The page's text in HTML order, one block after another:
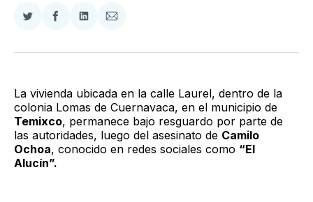
Compartir
Twitter
Compartir
Facebook
Compartir
LinkedIn
Compartir
Email
La vivienda ubicada en la calle Laurel, dentro de la
colonia Lomas de Cuernavaca, en el municipio de
Temixco, permanece bajo resguardo por parte de
las autoridades, luego del asesinato de Camilo
Ochoa, conocido en redes sociales como “El
Alucín”.